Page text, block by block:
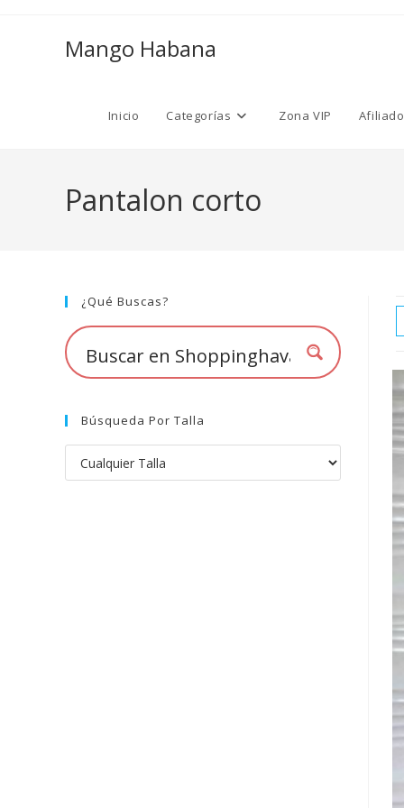
Mango Habana
Inicio Categorías Zona VIP
Pantalon corto
¿Qué Buscas?
Búsqueda Por Talla